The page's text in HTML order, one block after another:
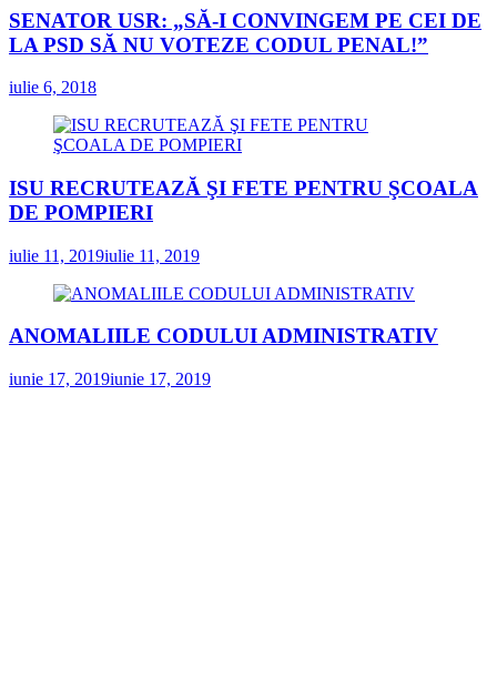
SENATOR USR: „SĂ-I CONVINGEM PE CEI DE
LA PSD SĂ NU VOTEZE CODUL PENAL!”
iulie 6, 2018
ISU RECRUTEAZĂ ŞI FETE PENTRU ŞCOALA
DE POMPIERI
iulie 11, 2019iulie 11, 2019
ANOMALIILE CODULUI ADMINISTRATIV
iunie 17, 2019iunie 17, 2019